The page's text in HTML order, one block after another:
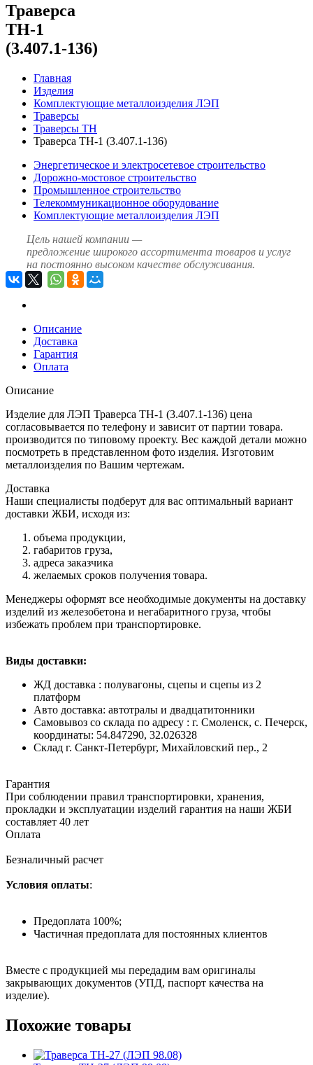
Траверса
ТН-1
(3.407.1-136)
Главная
Изделия
Комплектующие металлоизделия ЛЭП
Траверсы
Траверсы ТН
Траверса ТН-1 (3.407.1-136)
Энергетическое и электросетевое строительство
Дорожно-мостовое строительство
Промышленное строительство
Телекоммуникационное оборудование
Комплектующие металлоизделия ЛЭП
Цель нашей компании —
предложение широкого ассортимента товаров и услуг
на постоянно высоком качестве обслуживания.
Описание
Доставка
Гарантия
Оплата
Описание
Изделие для ЛЭП Траверса ТН-1 (3.407.1-136) цена
согласовывается по телефону и зависит от партии товара.
производится по типовому проекту. Вес каждой детали можно
посмотреть в представленном фото изделия. Изготовим
металлоизделия по Вашим чертежам.
Доставка
Наши специалисты подберут для вас оптимальный вариант
доставки ЖБИ, исходя из:
объема продукции,
габаритов груза,
адреса заказчика
желаемых сроков получения товара.
Менеджеры оформят все необходимые документы на доставку
изделий из железобетона и негабаритного груза, чтобы
избежать проблем при транспортировке.
Виды доставки:
ЖД доставка : полувагоны, сцепы и сцепы из 2
платформ
Авто доставка: автотралы и двадцатитонники
Самовывоз со склада по адресу : г. Смоленск, с. Печерск,
координаты: 54.847290, 32.026328
Cклад г. Санкт-Петербург, Михайловский пер., 2
Гарантия
При соблюдении правил транспортировки, хранения,
прокладки и эксплуатации изделий гарантия на наши ЖБИ
составляет 40 лет
Оплата
Безналичный расчет
Условия оплаты:
Предоплата 100%;
Частичная предоплата для постоянных клиентов
Вместе с продукцией мы передадим вам оригиналы
закрывающих документов (УПД, паспорт качества на
изделие).
Похожие товары